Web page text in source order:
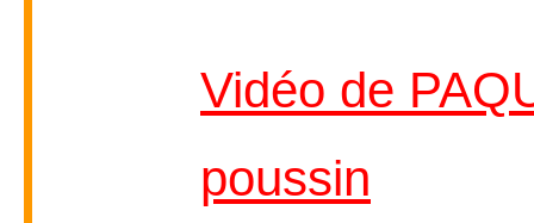
Vidéo de
poussin